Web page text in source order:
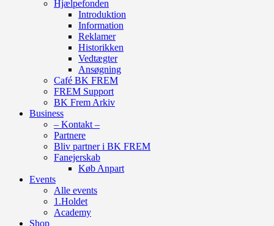
Hjælpefonden
Introduktion
Information
Reklamer
Historikken
Vedtægter
Ansøgning
Café BK FREM
FREM Support
BK Frem Arkiv
Business
– Kontakt –
Partnere
Bliv partner i BK FREM
Fanejerskab
Køb Anpart
Events
Alle events
1.Holdet
Academy
Shop